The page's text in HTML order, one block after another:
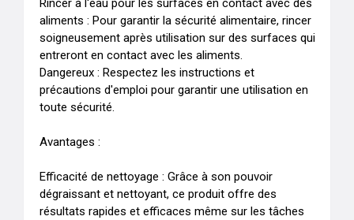
Rincer à l'eau pour les surfaces en contact avec des
aliments : Pour garantir la sécurité alimentaire, rincer
soigneusement après utilisation sur des surfaces qui
entreront en contact avec les aliments.
Dangereux : Respectez les instructions et
précautions d'emploi pour garantir une utilisation en
toute sécurité.
Avantages :
Efficacité de nettoyage : Grâce à son pouvoir
dégraissant et nettoyant, ce produit offre des
résultats rapides et efficaces même sur les tâches